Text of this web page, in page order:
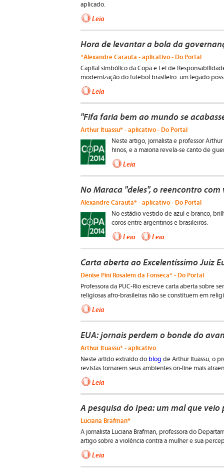
aplicado.
Leia
Hora de levantar a bola da
*Alexandre Carauta - aplicativo - Do Portal
Capital simbólico da Copa e Lei de
modernização do futebol brasileiro: um legado
Leia
"Fifa faria bem ao mundo se
Arthur Ituassu* - aplicativo - Do Portal
Neste artigo, jornalista e professor
hinos, e a maioria revela-se canto de
Leia
No Maraca "deles", o reencontro
Alexandre Carauta* - aplicativo - Do Portal
No estádio vestido de azul e branco,
coros entre argentinos e brasileiros.
Leia Leia
Carta aberta ao Excelentíssimo Juiz
Denise Pini Rosalem da Fonseca* - Do Portal
Professora da PUC-Rio escreve carta aberta sobre
religiosas afro-brasileiras não se constituem em
Leia
EUA: jornais perdem o bonde do
Arthur Ituassu* - aplicativo
Neste artido extraído do blog de Arthur Ituassu, o
revistas tornarem seus ambientes on-line mais
Leia
A pesquisa do Ipea: um mal que veio
Luciana Brafman*
A jornalista Luciana Brafman, professora do
artigo sobre a violência contra a mulher e sua
Leia